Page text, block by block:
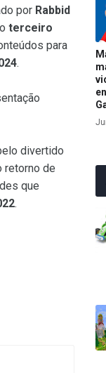
por Rabbid
terceiro
para
.
divertido
retorno de
que
.